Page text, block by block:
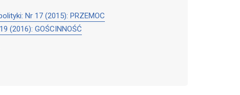
Nr 17 (2015): PRZEMOC
(2016): GOŚCINNOŚĆ